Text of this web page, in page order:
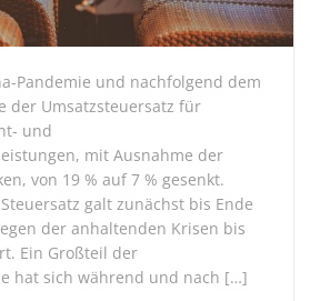
Pandemie und nachfolgend dem
der Umsatzsteuersatz für
und
mit Ausnahme der
von 19 % auf 7 % gesenkt.
galt zunächst bis Ende
der anhaltenden Krisen bis
Ein Großteil der
hat sich während und nach […]